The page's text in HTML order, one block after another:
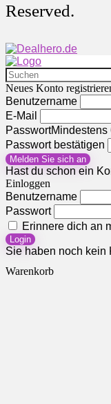
Reserved.
Neues Konto
Benutzername
E-Mail
PasswortMindestens
Passwort bestätigen
Melden Sie sich an
Hast du schon ein
Einloggen
Benutzername
Passwort
Erinnere dich an
Login
Sie haben noch kein
Warenkorb